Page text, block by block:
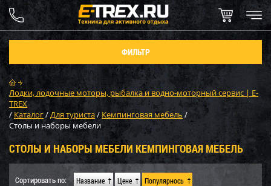
ФИЛЬТР
Лодки, лодочные моторы, рыбалка и водно-моторный сервис | E-
TREX
/Каталог/Для туриста/ Кемпинговая мебель /
Столы и наборы мебели
СТОЛЫ И НАБОРЫ МЕБЕЛИ КЕМПИНГОВАЯ МЕБЕЛЬ
Сортировать по: Название Цене Популярнось